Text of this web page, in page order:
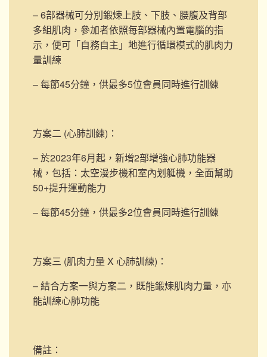
– 6部器械可分別鍛煉上肢、下肢、腰腹及背部
多組肌肉，參加者依照每部器械內置電腦的指
示，便可「自務自主」地進行循環模式的肌肉力
量訓練
– 每節45分鐘，供最多5位會員同時進行訓練
方案二 (心肺訓練) ：
– 於2023年6月起，新增2部增強心肺功能器
械，包括：太空漫步機和室內划艇機， 全面幫助
50+提升運動能力
– 每節45分鐘，供最多2位會員同時進行訓練
方案三 (肌肉力量 X 心肺訓練) ：
– 結合方案一與方案二，既能鍛煉肌肉力量，亦
能訓練心肺功能
備註：